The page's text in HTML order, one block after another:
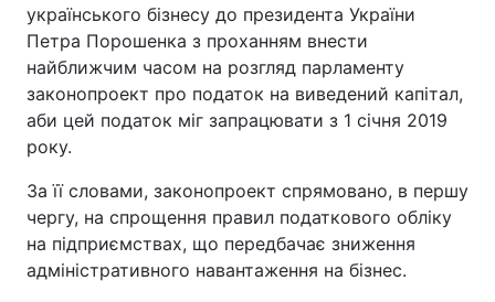
українського бізнесу до президента України
Петра Порошенка з проханням внести
найближчим часом на розгляд парламенту
законопроект про податок на виведений капітал,
аби цей податок міг запрацювати з 1 січня 2019
року.
За її словами, законопроект спрямовано, в першу
чергу, на спрощення правил податкового обліку
на підприємствах, що передбачає зниження
адміністративного навантаження на бізнес.